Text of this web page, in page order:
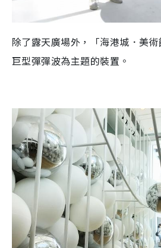
除了露天廣場外，「海港城．美
巨型彈彈波為主題的裝置。